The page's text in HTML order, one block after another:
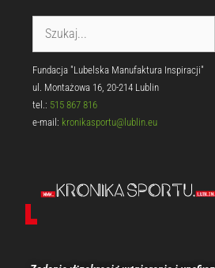
Fundacja "Lubelska Manufaktura Inspiracji"
ul. Montażowa 16, 20-214 Lublin
tel.: 515 867 816
e-mail: kronikasportu@lublin.eu